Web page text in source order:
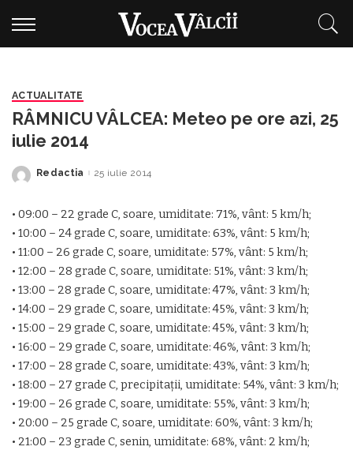
ACTUALITATE
RÂMNICU VÂLCEA: Meteo pe ore azi, 25
iulie 2014
Posted
Redactia 25 iulie 2014
• 09:00 – 22 grade C, soare, umiditate: 71%, vânt: 5 km/h;
• 10:00 – 24 grade C, soare, umiditate: 63%, vânt: 5 km/h;
• 11:00 – 26 grade C, soare, umiditate: 57%, vânt: 5 km/h;
• 12:00 – 28 grade C, soare, umiditate: 51%, vânt: 3 km/h;
• 13:00 – 28 grade C, soare, umiditate: 47%, vânt: 3 km/h;
• 14:00 – 29 grade C, soare, umiditate: 45%, vânt: 3 km/h;
• 15:00 – 29 grade C, soare, umiditate: 45%, vânt: 3 km/h;
• 16:00 – 29 grade C, soare, umiditate: 46%, vânt: 3 km/h;
• 17:00 – 28 grade C, soare, umiditate: 43%, vânt: 3 km/h;
• 18:00 – 27 grade C, precipitaţii, umiditate: 54%, vânt: 3 km/h;
• 19:00 – 26 grade C, soare, umiditate: 55%, vânt: 3 km/h;
• 20:00 – 25 grade C, soare, umiditate: 60%, vânt: 3 km/h;
• 21:00 – 23 grade C, senin, umiditate: 68%, vânt: 2 km/h;